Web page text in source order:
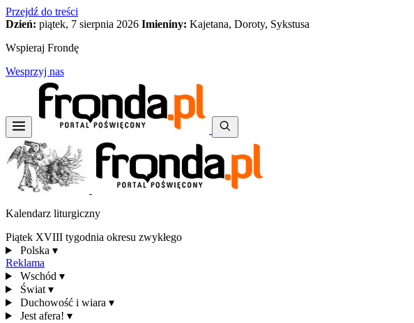
Przejdź do treści
Dzień: piątek, 7 sierpnia 2026 Imieniny: Kajetana, Doroty, Sykstusa
Wspieraj Frondę
Wesprzyj nas
Kalendarz liturgiczny
Piątek XVIII tygodnia okresu zwykłego
Polska ▾
Reklama
Wschód ▾
Świat ▾
Duchowość i wiara ▾
Jest afera! ▾